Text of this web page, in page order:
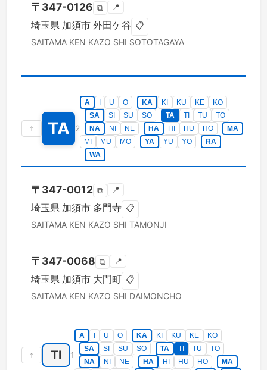
〒 347-0126 ⧉ 📍
埼玉県 加須市 外田ケ谷 📋
SAITAMA KEN KAZO SHI SOTOTAGAYA
↑ TA 2
A U O KA KI KU KE
KO
SA
SI SU SO TA TI TU
TO
NA
NI NE HA HI HU HO
MA
MI
MU MO YA YU YO
RA
WA
〒 347-0012 ⧉ 📍
埼玉県 加須市 多門寺 📋
SAITAMA KEN KAZO SHI TAMONJI
〒 347-0068 ⧉ 📍
埼玉県 加須市 大門町 📋
SAITAMA KEN KAZO SHI DAIMONCHO
↑ TI 1
A U O KA KI KU KE
KO
SA
SI SU SO TA TI TU
TO
NA
NI NE HA HI HU HO
MA